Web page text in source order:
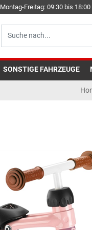
Montag-Freitag: 09:30 bis
SONSTIGE FAHRZEUGE